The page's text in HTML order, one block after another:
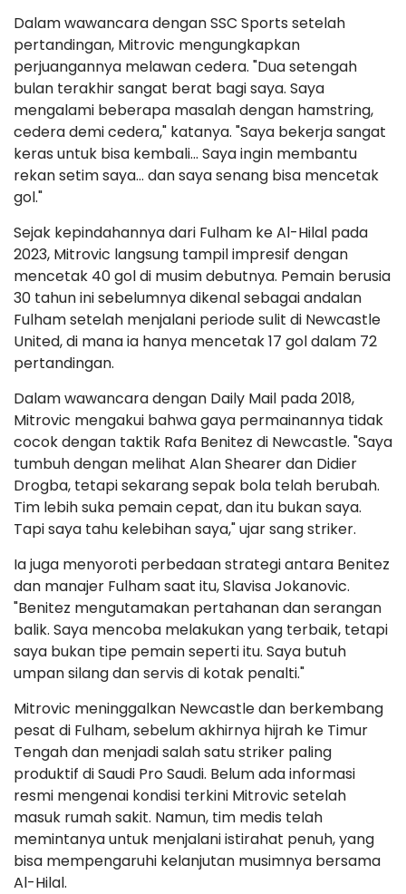
Dalam wawancara dengan SSC Sports setelah
pertandingan, Mitrovic mengungkapkan
perjuangannya melawan cedera. "Dua setengah
bulan terakhir sangat berat bagi saya. Saya
mengalami beberapa masalah dengan hamstring,
cedera demi cedera," katanya. "Saya bekerja sangat
keras untuk bisa kembali... Saya ingin membantu
rekan setim saya... dan saya senang bisa mencetak
gol."
Sejak kepindahannya dari Fulham ke Al-Hilal pada
2023, Mitrovic langsung tampil impresif dengan
mencetak 40 gol di musim debutnya. Pemain berusia
30 tahun ini sebelumnya dikenal sebagai andalan
Fulham setelah menjalani periode sulit di Newcastle
United, di mana ia hanya mencetak 17 gol dalam 72
pertandingan.
Dalam wawancara dengan Daily Mail pada 2018,
Mitrovic mengakui bahwa gaya permainannya tidak
cocok dengan taktik Rafa Benitez di Newcastle. "Saya
tumbuh dengan melihat Alan Shearer dan Didier
Drogba, tetapi sekarang sepak bola telah berubah.
Tim lebih suka pemain cepat, dan itu bukan saya.
Tapi saya tahu kelebihan saya," ujar sang striker.
Ia juga menyoroti perbedaan strategi antara Benitez
dan manajer Fulham saat itu, Slavisa Jokanovic.
"Benitez mengutamakan pertahanan dan serangan
balik. Saya mencoba melakukan yang terbaik, tetapi
saya bukan tipe pemain seperti itu. Saya butuh
umpan silang dan servis di kotak penalti."
Mitrovic meninggalkan Newcastle dan berkembang
pesat di Fulham, sebelum akhirnya hijrah ke Timur
Tengah dan menjadi salah satu striker paling
produktif di Saudi Pro Saudi. Belum ada informasi
resmi mengenai kondisi terkini Mitrovic setelah
masuk rumah sakit. Namun, tim medis telah
memintanya untuk menjalani istirahat penuh, yang
bisa mempengaruhi kelanjutan musimnya bersama
Al-Hilal.